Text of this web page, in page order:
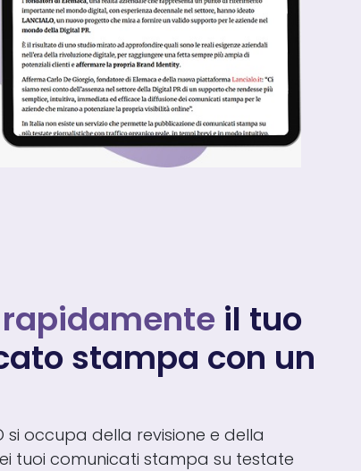
rapidamente il tuo
stampa con un
si occupa della revisione e della
tuoi comunicati stampa su testate